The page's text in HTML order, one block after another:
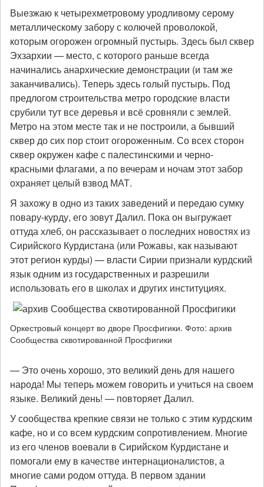
Выезжаю к четырехметровому уродливому серому
металлическому забору с колючей проволокой,
которым огорожен огромный пустырь. Здесь был сквер
Эхзархии — место, с которого раньше всегда
начинались анархические демонстрации (и там же
заканчивались). Теперь здесь голый пустырь. Под
предлогом строительства метро городские власти
срубили тут все деревья и всё сровняли с землей.
Метро на этом месте так и не построили, а бывший
сквер до сих пор стоит огороженным. Со всех сторон
сквер окружен кафе с палестинскими и черно-
красными флагами, а по вечерам и ночам этот забор
охраняет целый взвод МАТ.
Я захожу в одно из таких заведений и передаю сумку
повару-курду, его зовут Далил. Пока он выгружает
оттуда хлеб, он рассказывает о последних новостях из
Сирийского Курдистана (или Рожавы, как называют
этот регион курды) — власти Сирии признали курдский
язык одним из государственных и разрешили
использовать его в школах и других институциях.
Оркестровый концерт во дворе Просфигики. Фото: архив
Сообщества сквотированной Просфигики
— Это очень хорошо, это великий день для нашего
народа! Мы теперь можем говорить и учиться на своем
языке. Великий день! — повторяет Далил.
У сообщества крепкие связи не только с этим курдским
кафе, но и со всем курдским сопротивлением. Многие
из его членов воевали в Сирийском Курдистане и
помогали ему в качестве интернационалистов, а
многие сами родом оттуда. В первом здании